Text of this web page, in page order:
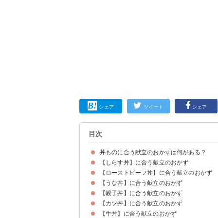
シェア ツイート シェア
目次
丼ものに合う献立のおかずは何がある？
【しらす丼】に合う献立のおかず
副菜：小松菜と油揚げの和風サラダ
汁物・スープ：あさりの味噌汁
【ローストビーフ丼】に合う献立のおかず
副菜：レタスとトマトのデリ風サラダ
汁物・スープ：野菜のコンソメスープ
【うな丼】に合う献立のおかず
副菜：きゅうりとカニカマの酢の物
汁物・スープ：手まり麩のお吸い物
【親子丼】に合う献立のおかず
副菜：ちくわとピーマンの塩昆布炒め
汁物・スープ：油揚げと野菜の味噌汁
【カツ丼】に合う献立のおかず
副菜：ポテトサラダ
汁物・スープ：食物繊維が摂れる味噌汁
【牛丼】に合う献立のおかず